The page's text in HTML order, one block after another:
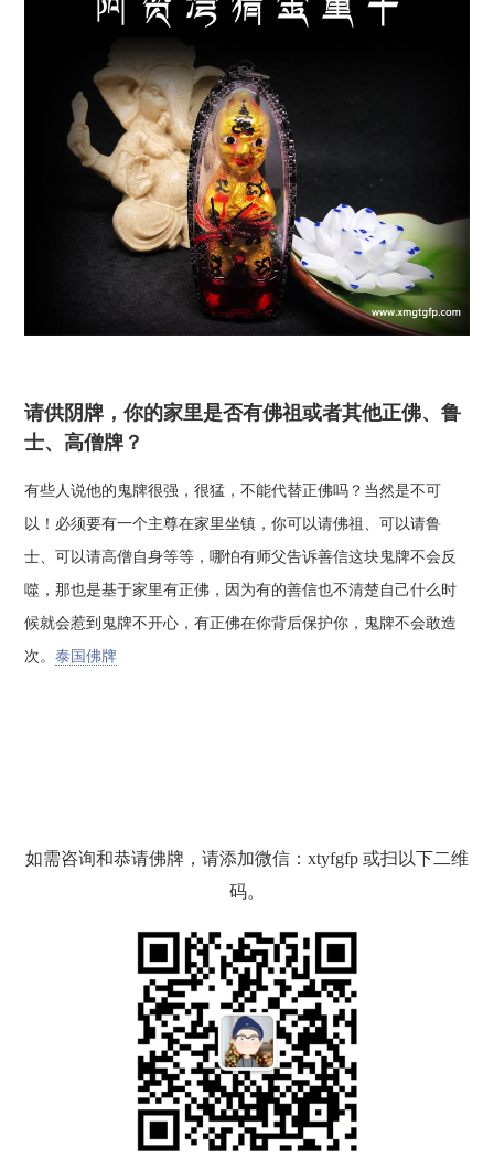
请供阴牌，你的家里是否有佛祖或者其他正佛、鲁
士、高僧牌？
有些人说他的鬼牌很强，很猛，不能代替正佛吗？当然是不可
以！必须要有一个主尊在家里坐镇，你可以请佛祖、可以请鲁
士、可以请高僧自身等等，哪怕有师父告诉善信这块鬼牌不会反
噬，那也是基于家里有正佛，因为有的善信也不清楚自己什么时
候就会惹到鬼牌不开心，有正佛在你背后保护你，鬼牌不会敢造
次。泰国佛牌
如需咨询和恭请佛牌，请添加微信：xtyfgfp 或扫以下二维
码。